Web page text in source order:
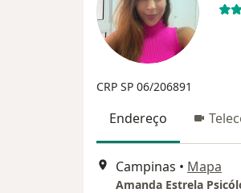
CRP SP 06/206891
Endereço
Campinas • Mapa
Amanda Estrela